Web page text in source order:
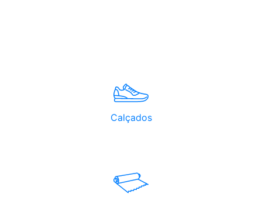
Calçados